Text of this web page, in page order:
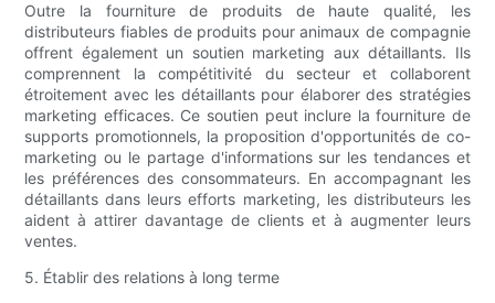
Outre la fourniture de produits de haute qualité, les
distributeurs fiables de produits pour animaux de compagnie
offrent également un soutien marketing aux détaillants. Ils
comprennent la compétitivité du secteur et collaborent
étroitement avec les détaillants pour élaborer des stratégies
marketing efficaces. Ce soutien peut inclure la fourniture de
supports promotionnels, la proposition d'opportunités de co-
marketing ou le partage d'informations sur les tendances et
les préférences des consommateurs. En accompagnant les
détaillants dans leurs efforts marketing, les distributeurs les
aident à attirer davantage de clients et à augmenter leurs
ventes.
5. Établir des relations à long terme